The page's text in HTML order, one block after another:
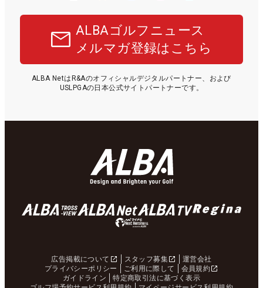
ALBAゴルフニュース
メルマガ登録はこちら
ALBA NetはR&Aのオフィシャルデジタルパートナー、および
USLPGAの日本公式サイトパートナーです。
広告掲載について スタッフ募集
運営会社
プライバシーポリシー
ご利用に際して
会員規約
ガイドライン
特定商取引法に基づく表示